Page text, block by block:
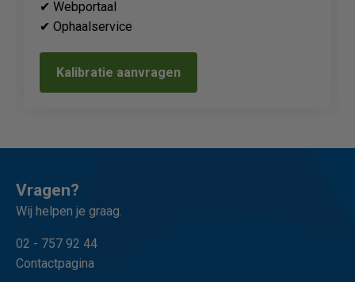
✔ Webportaal
✔ Ophaalservice
Kalibratie aanvragen
Vragen?
Wij helpen je graag.
02 - 757 92 44
Contactpagina